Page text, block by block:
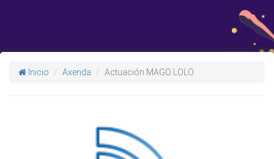
Inicio Axenda Actuación MAGO LOLO